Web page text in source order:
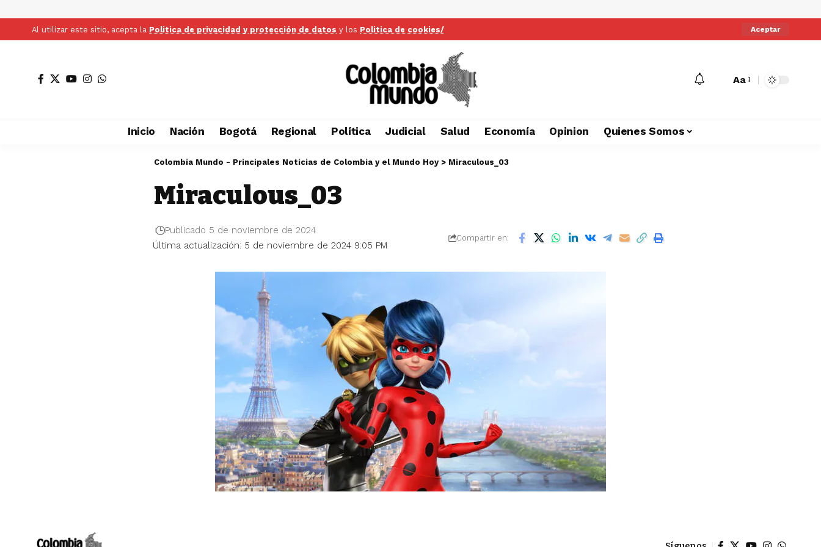
Al utilizar este sitio, acepta la Politica de privacidad y protección de datos y los Politica de cookies/ Aceptar
Aa
Inicio Nación Bogotá Regional Política Judicial Salud Economía Opinion Quienes Somos
Colombia Mundo - Principales Noticias de Colombia y el Mundo Hoy> Miraculous_03
Miraculous_03
Última actualización: 5 de noviembre de 2024 9:05 PM
Publicado 5 de noviembre de 2024
Compartir en: